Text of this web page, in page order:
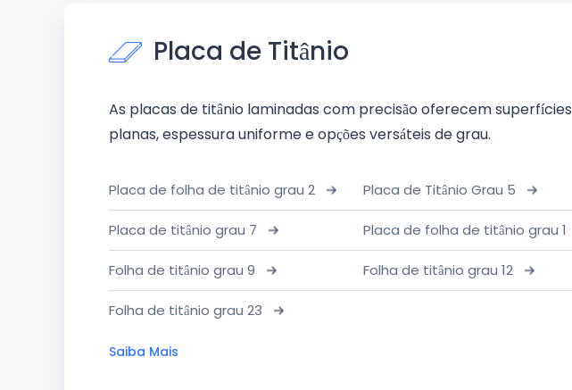
Placa de Titânio
As placas de titânio laminadas com precisão oferecem superfícies
planas, espessura uniforme e opções versáteis de grau.
Placa de folha de titânio grau 2 Placa de Titânio Grau 5
Placa de titânio grau 7 Placa de folha de titânio grau 1
Folha de titânio grau 9 Folha de titânio grau 12
Folha de titânio grau 23
Saiba Mais